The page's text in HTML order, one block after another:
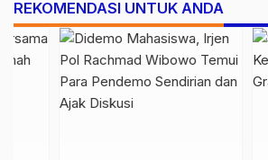
REKOMENDASI UNTUK ANDA